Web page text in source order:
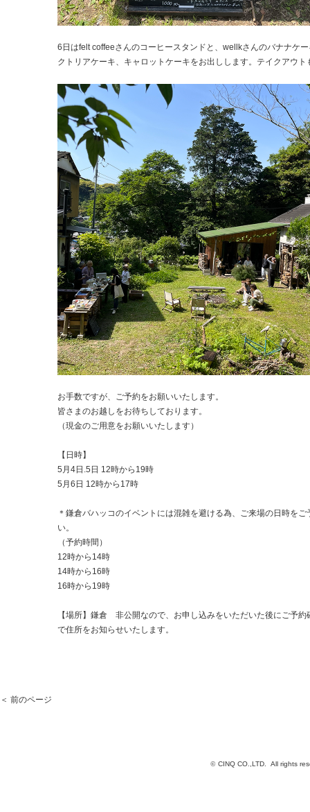
6日はfelt coffeeさんのコーヒースタンドと、wellkさんのバナナケ
クトリアケーキ、キャロットケーキをお出しします。テイクアウト
お手数ですが、ご予約をお願いいたします。
皆さまのお越しをお待ちしております。
（現金のご用意をお願いいたします）
【日時】
5月4日.5日 12時から19時
5月6日 12時から17時
＊鎌倉バハッコのイベントには混雑を避ける為、ご来場の日時をご
い。
（予約時間）
12時から14時
14時から16時
16時から19時
【場所】鎌倉 非公開なので、お申し込みをいただいた後にご予約
で住所をお知らせいたします。
＜ 前のページ
© CINQ CO.,LTD. All rights